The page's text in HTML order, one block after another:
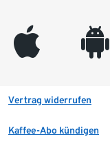
appleinc android
Vertrag widerrufen
Kaffee-Abo kündigen